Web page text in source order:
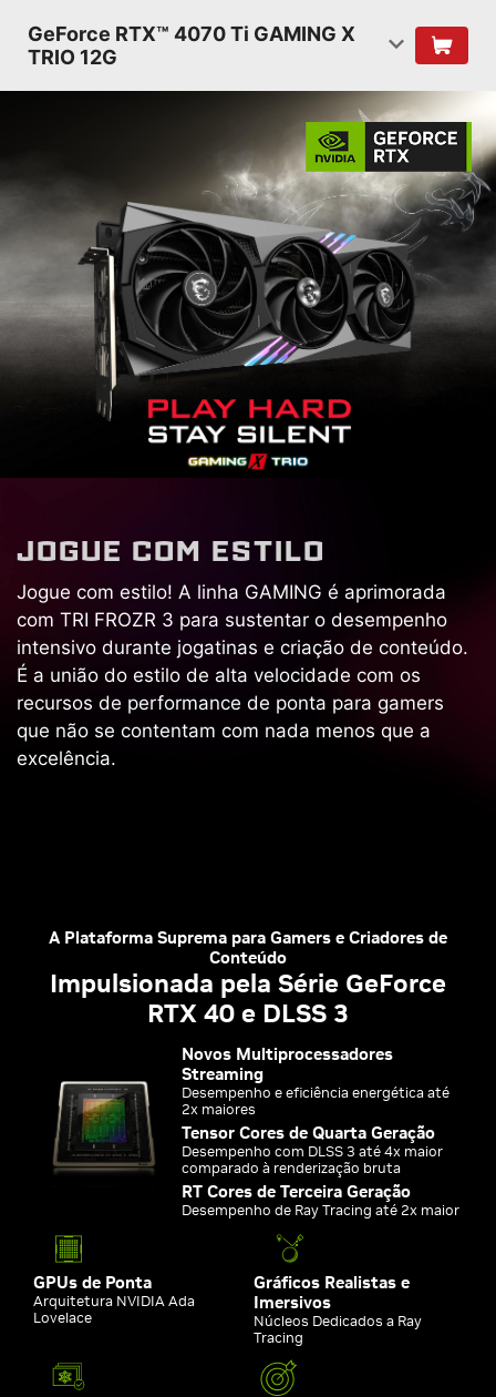
GeForce RTX™ 4070 Ti GAMING X
TRIO 12G
JOGUE COM ESTILO
Jogue com estilo! A linha GAMING é aprimorada
com TRI FROZR 3 para sustentar o desempenho
intensivo durante jogatinas e criação de conteúdo.
É a união do estilo de alta velocidade com os
recursos de performance de ponta para gamers
que não se contentam com nada menos que a
excelência.
A Plataforma Suprema para Gamers e Criadores de
Conteúdo
Impulsionada pela Série GeForce
RTX 40 e DLSS 3
Novos Multiprocessadores
Streaming
Desempenho e eficiência energética até
2x maiores
Tensor Cores de Quarta Geração
Desempenho com DLSS 3 até 4x maior
comparado à renderização bruta
RT Cores de Terceira Geração
Desempenho de Ray Tracing até 2x maior
GPUs de Ponta
Arquitetura NVIDIA Ada
Lovelace
Gráficos Realistas e
Imersivos
Núcleos Dedicados a Ray
Tracing